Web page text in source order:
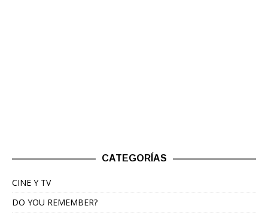
CATEGORÍAS
CINE Y TV
DO YOU REMEMBER?